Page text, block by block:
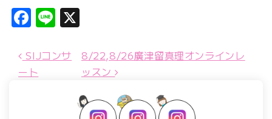
Facebook
Line
投稿ナビゲーション
SIJコンサ
ート
8/22,8/26廣津留真理オンラインレ
ッスン